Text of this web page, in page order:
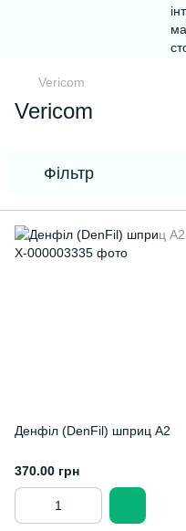
Vericom
Vericom
Фільтр
Денфіл (DenFil) шприц А2
370.00 грн